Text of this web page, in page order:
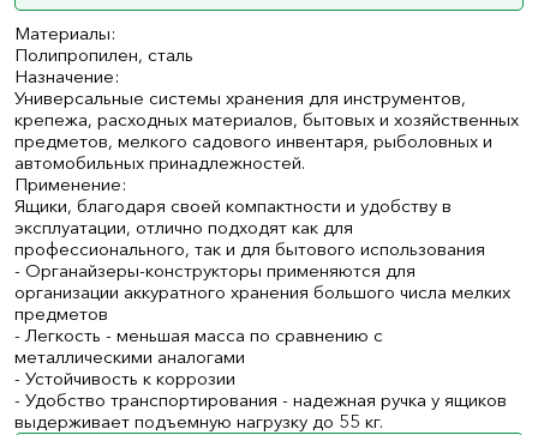
Материалы:
Полипропилен, сталь
Назначение:
Универсальные системы хранения для инструментов,
крепежа, расходных материалов, бытовых и хозяйственных
предметов, мелкого садового инвентаря, рыболовных и
автомобильных принадлежностей.
Применение:
Ящики, благодаря своей компактности и удобству в
эксплуатации, отлично подходят как для
профессионального, так и для бытового использования
- Органайзеры-конструкторы применяются для
организации аккуратного хранения большого числа мелких
предметов
- Легкость - меньшая масса по сравнению с
металлическими аналогами
- Устойчивость к коррозии
- Удобство транспортирования - надежная ручка у ящиков
выдерживает подъемную нагрузку до 55 кг.